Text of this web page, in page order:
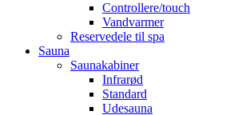
Controllere/touch
Vandvarmer
Reservedele til spa
Sauna
Saunakabiner
Infrarød
Standard
Udesauna